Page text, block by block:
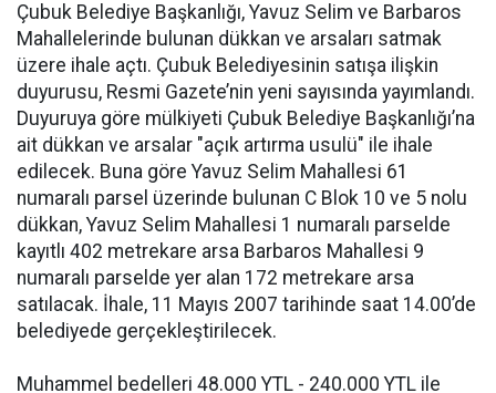
Çubuk Belediye Başkanlığı, Yavuz Selim ve Barbaros
Mahallelerinde bulunan dükkan ve arsaları satmak
üzere ihale açtı. Çubuk Belediyesinin satışa ilişkin
duyurusu, Resmi Gazete’nin yeni sayısında yayımlandı.
Duyuruya göre mülkiyeti Çubuk Belediye Başkanlığı’na
ait dükkan ve arsalar "açık artırma usulü" ile ihale
edilecek. Buna göre Yavuz Selim Mahallesi 61
numaralı parsel üzerinde bulunan C Blok 10 ve 5 nolu
dükkan, Yavuz Selim Mahallesi 1 numaralı parselde
kayıtlı 402 metrekare arsa Barbaros Mahallesi 9
numaralı parselde yer alan 172 metrekare arsa
satılacak. İhale, 11 Mayıs 2007 tarihinde saat 14.00’de
belediyede gerçekleştirilecek.
Muhammel bedelleri 48.000 YTL - 240.000 YTL ile